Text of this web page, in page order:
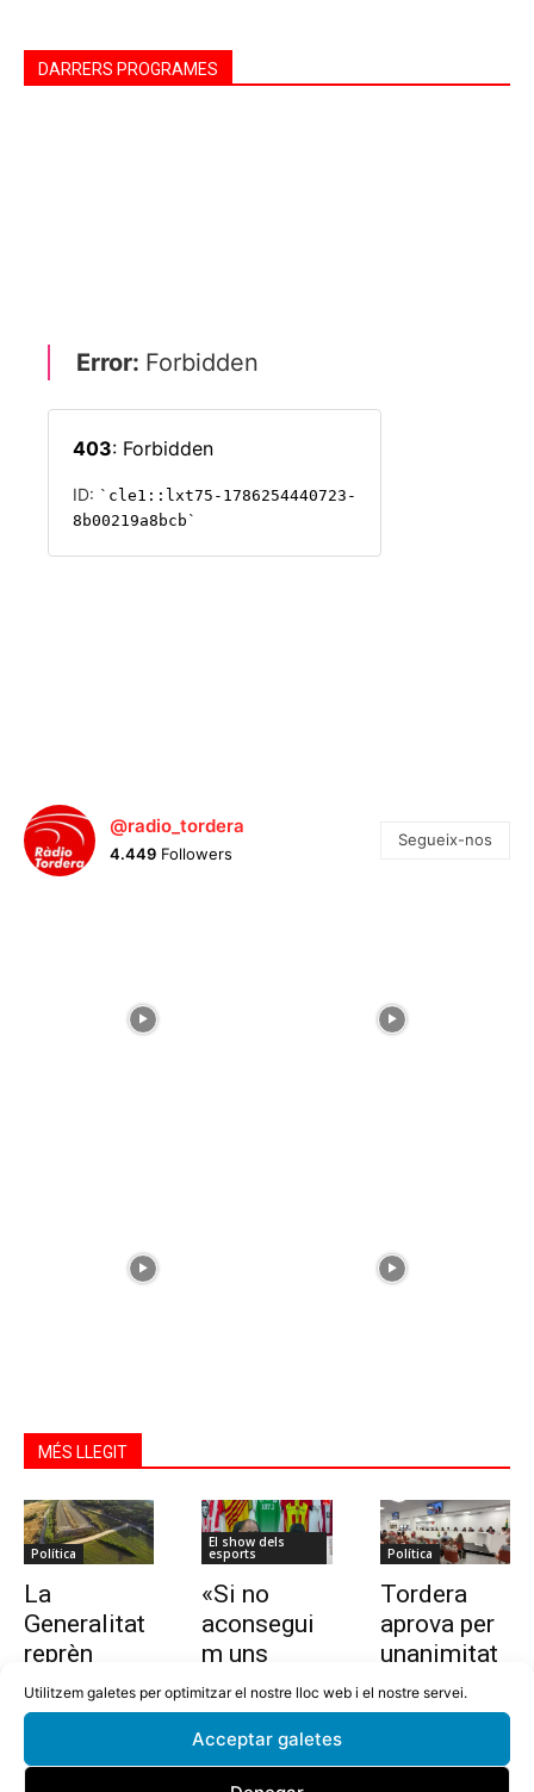
Utilitzem galetes per optimitzar el nostre lloc web i el nostre servei.
Acceptar galetes
DARRERS PROGRAMES
@radio_tordera
4.449 Followers
Segueix-nos
MÉS LLEGIT
Política
La
Generalitat
reprèn
l’estudi per
allargar la
Tordera
El show dels
esports
«Si no
aconsegui
m uns
10.000
euros en
dues
setmanes,
Política
Tordera
aprova per
unanimitat
la nova
ordenança i
nt del